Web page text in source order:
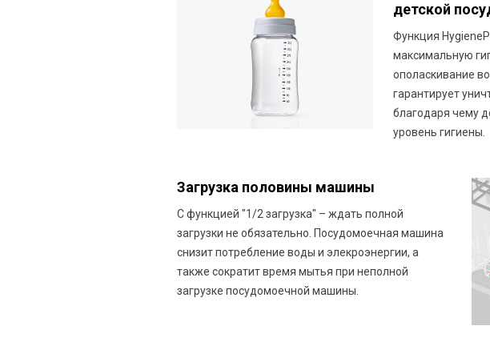
детской
Функция
максимальную
ополаскивание
гарантирует
благодаря чему
уровень гигиены.
Загрузка половины машины
С функцией "1/2 загрузка" – ждать полной
загрузки не обязательно. Посудомоечная машина
снизит потребление воды и элекроэнергии, а
также сократит время мытья при неполной
загрузке посудомоечной машины.